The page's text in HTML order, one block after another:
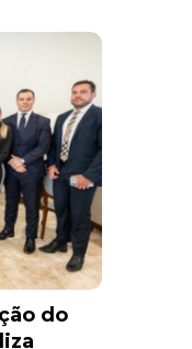
do